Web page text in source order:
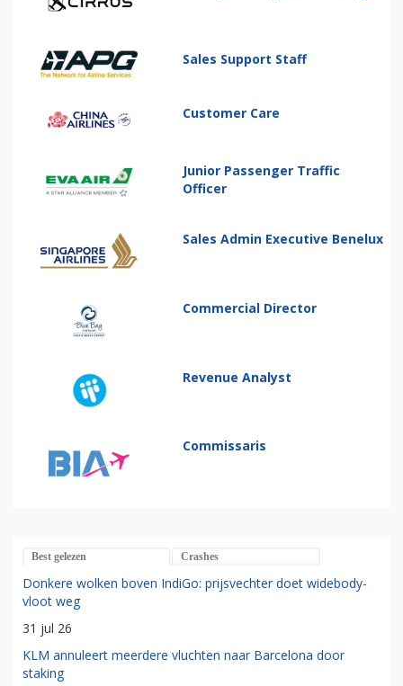
Sales Support Staff
Customer Care
Junior Passenger Traffic
Officer
Sales Admin Executive Benelux
Commercial Director
Revenue Analyst
Commissaris
Best gelezen Crashes
Donkere wolken boven IndiGo: prijsvechter doet widebody-
vloot weg
31 jul 26
KLM annuleert meerdere vluchten naar Barcelona door
staking